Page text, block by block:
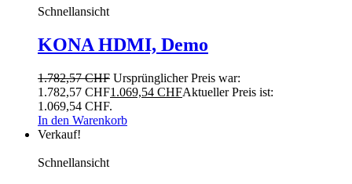
Schnellansicht
KONA HDMI, Demo
1.782,57CHF Ursprünglicher Preis war:
1.782,57 CHF1.069,54 CHFAktueller Preis ist:
1.069,54 CHF.
In den Warenkorb
Verkauf!
Schnellansicht